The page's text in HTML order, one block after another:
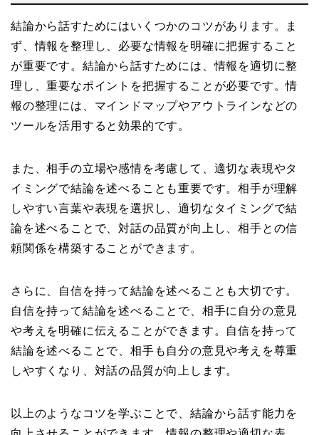
結論から話すためにはいくつかのコツがあります。ま
ず、情報を整理し、必要な情報を明確に把握すること
が重要です。結論から話すためには、情報を適切に整
理し、重要なポイントを把握することが必要です。情
報の整理には、マインドマップやアウトラインなどの
ツールを活用すると効果的です。
また、相手の立場や感情を考慮して、適切な表現やタ
イミングで結論を述べることも重要です。相手が理解
しやすい言葉や表現を選択し、適切なタイミングで結
論を述べることで、対話の品質が向上し、相手との信
頼関係を構築することができます。
さらに、自信を持って結論を述べることも大切です。
自信を持って結論を述べることで、相手に自分の意見
や考えを明確に伝えることができます。自信を持って
結論を述べることで、相手も自分の意見や考えを尊重
しやすくなり、対話の品質が向上します。
以上のようなコツを学ぶことで、結論から話す能力を